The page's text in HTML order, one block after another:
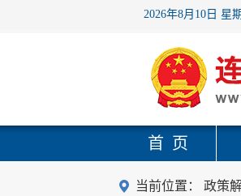
2026年8月10日 星
首 页
当前位置： 政策